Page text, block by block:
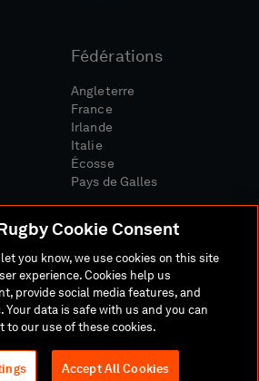
Fédérations
Angleterre
France
Irlande
Italie
Écosse
Pays de Galles
Générales
Politique De Cookies
Cookie Consent
you know, we use cookies on this site
experience. Cookies help us
provide social media features, and
Your data is safe with us and you can
to our use of these cookies.
Accept All Cookies